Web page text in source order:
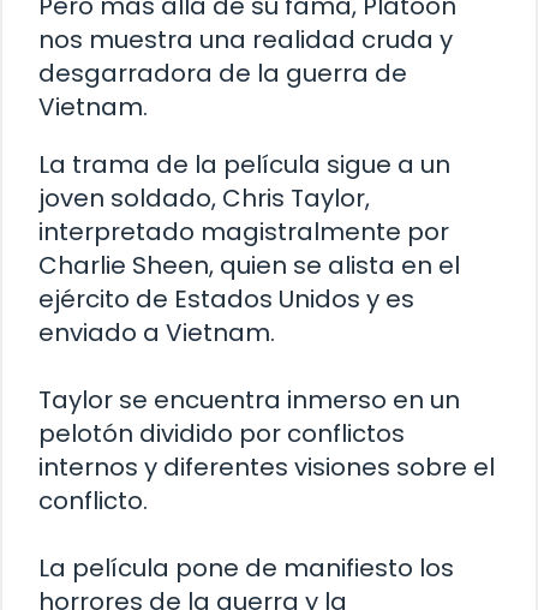
nos muestra una realidad cruda y
desgarradora de la guerra de
Vietnam.
La trama de la película sigue a un
joven soldado, Chris Taylor,
interpretado magistralmente por
Charlie Sheen, quien se alista en el
ejército de Estados Unidos y es
enviado a Vietnam.
Taylor se encuentra inmerso en un
pelotón dividido por conflictos
internos y diferentes visiones sobre el
conflicto.
La película pone de manifiesto los
horrores de la guerra y la